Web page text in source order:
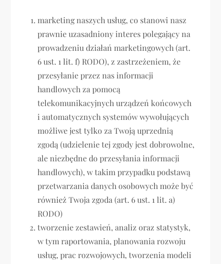
marketing naszych usług, co stanowi nasz
prawnie uzasadniony interes polegający na
prowadzeniu działań marketingowych (art.
6 ust. 1 lit. f) RODO), z zastrzeżeniem, że
przesyłanie przez nas informacji
handlowych za pomocą
telekomunikacyjnych urządzeń końcowych
i automatycznych systemów wywołujących
możliwe jest tylko za Twoją uprzednią
zgodą (udzielenie tej zgody jest dobrowolne,
ale niezbędne do przesyłania informacji
handlowych), w takim przypadku podstawą
przetwarzania danych osobowych może być
również Twoja zgoda (art. 6 ust. 1 lit. a)
RODO)
tworzenie zestawień, analiz oraz statystyk,
w tym raportowania, planowania rozwoju
usług, prac rozwojowych, tworzenia modeli